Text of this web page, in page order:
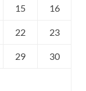
15 16
22 23
29 30